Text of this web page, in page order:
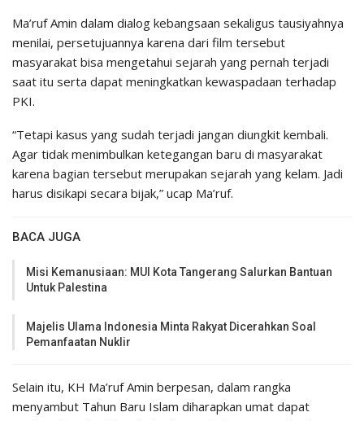
Ma’ruf Amin dalam dialog kebangsaan sekaligus tausiyahnya
menilai, persetujuannya karena dari film tersebut
masyarakat bisa mengetahui sejarah yang pernah terjadi
saat itu serta dapat meningkatkan kewaspadaan terhadap
PKI.
“Tetapi kasus yang sudah terjadi jangan diungkit kembali.
Agar tidak menimbulkan ketegangan baru di masyarakat
karena bagian tersebut merupakan sejarah yang kelam. Jadi
harus disikapi secara bijak,” ucap Ma’ruf.
BACA JUGA
Misi Kemanusiaan: MUI Kota Tangerang Salurkan Bantuan
Untuk Palestina
Majelis Ulama Indonesia Minta Rakyat Dicerahkan Soal
Pemanfaatan Nuklir
Selain itu, KH Ma’ruf Amin berpesan, dalam rangka
menyambut Tahun Baru Islam diharapkan umat dapat